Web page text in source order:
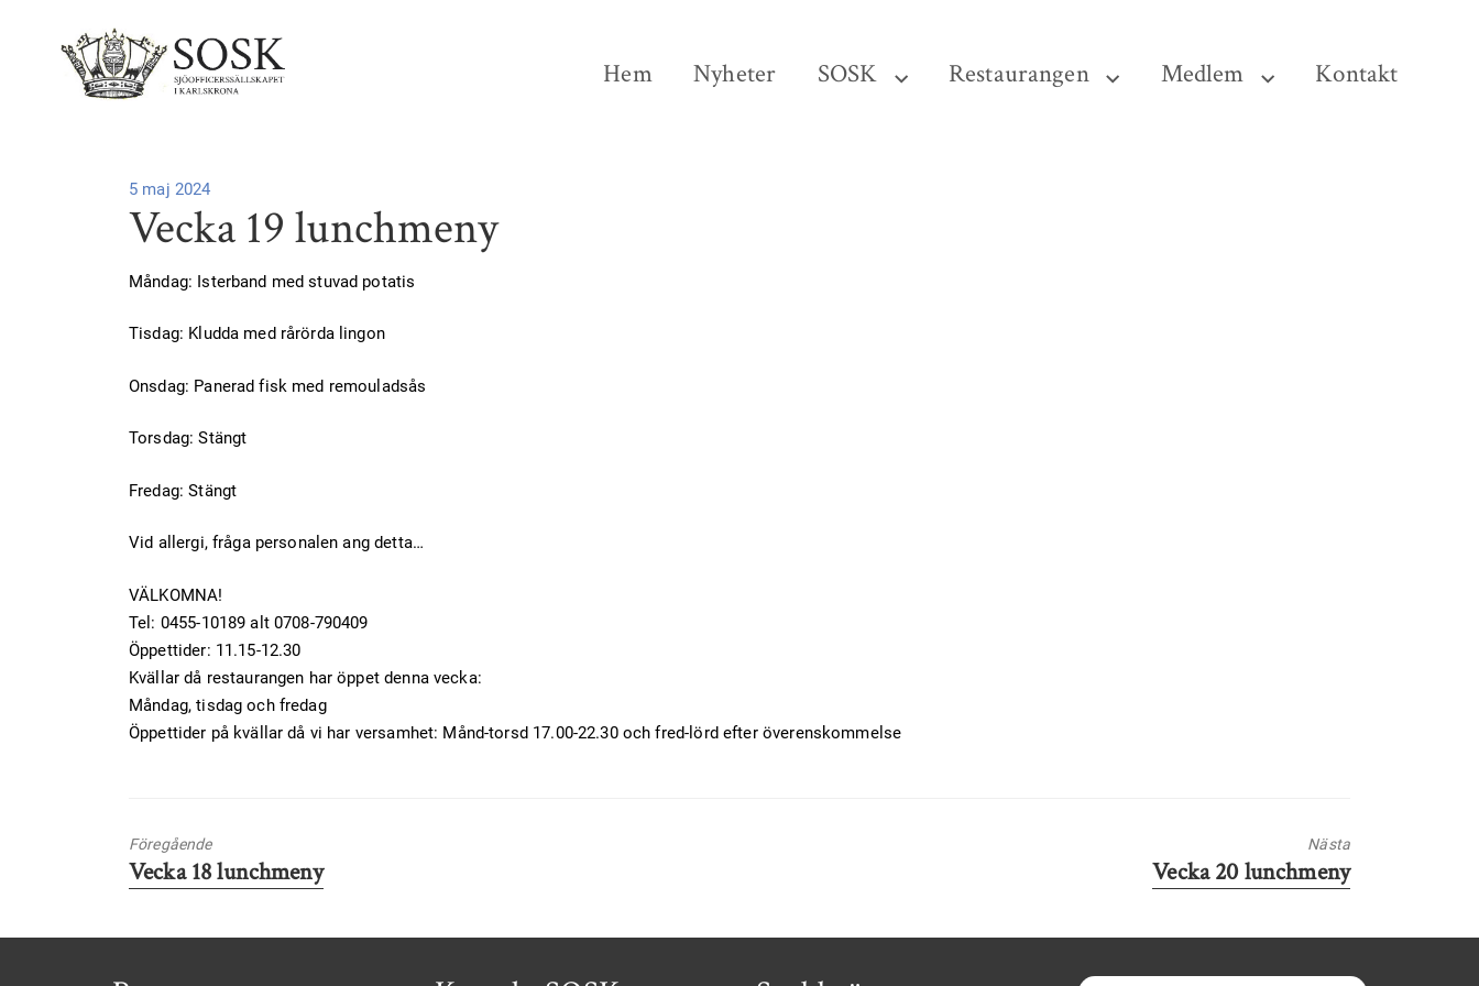
Hem Nyheter SOSK Restaurangen Medlem Kontakt
Publicerad
på
5 maj 2024
Vecka 19 lunchmeny
Måndag: Isterband med stuvad potatis
Tisdag: Kludda med rårörda lingon
Onsdag: Panerad fisk med remouladsås
Torsdag: Stängt
Fredag: Stängt
Vid allergi, fråga personalen ang detta…
VÄLKOMNA!
Tel: 0455-10189 alt 0708-790409
Öppettider: 11.15-12.30
Kvällar då restaurangen har öppet denna vecka:
Måndag, tisdag och fredag
Öppettider på kvällar då vi har versamhet: Månd-torsd 17.00-22.30 och fred-lörd efter överenskommelse
Föregående
Föregående
inlägg:
Vecka 18 lunchmeny
Nästa
Nästa
inlägg:
Vecka 20 lunchmeny